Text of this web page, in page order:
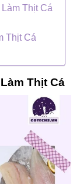
Thịt Cá
Thịt Cá
Thịt Cá